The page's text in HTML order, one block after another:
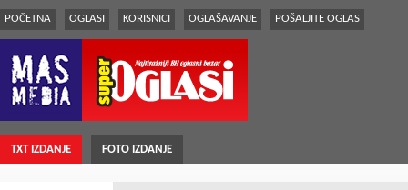
POČETNA OGLASI KORISNICI OGLAŠAVANJE POŠALJITE OGLAS
TXT IZDANJE FOTO IZDANJE